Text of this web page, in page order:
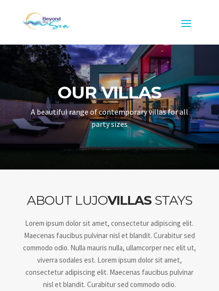
OUR VILLAS
A beautiful range of contemporary villas for all
party sizes
ABOUT LUJOVILLASSTAYS
Lorem ipsum dolor sit amet, consectetur adipiscing elit.
Maecenas faucibus pulvinar nisl et blandit. Curabitur sed
commodo odio. Nulla mauris nulla, ullamcorper nec elit ut,
viverra sodales est. Lorem ipsum dolor sit amet,
consectetur adipiscing elit. Maecenas faucibus pulvinar
nisl et blandit. Curabitur sed commodo odio.